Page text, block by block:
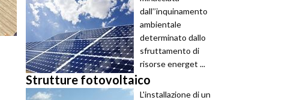
dall’’inquinamento
ambientale
determinato dallo
sfruttamento di
risorse energet ...
Strutture fotovoltaico
L'installazione di un